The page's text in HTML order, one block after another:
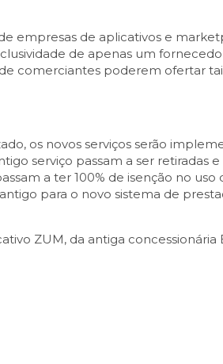
empresas de aplicativos e
de apenas um
comerciantes poderem ofertar
os novos serviços serão
serviço passam a ser retiradas e
a ter 100% de isenção no uso
para o novo sistema de
ZUM, da antiga concessionária